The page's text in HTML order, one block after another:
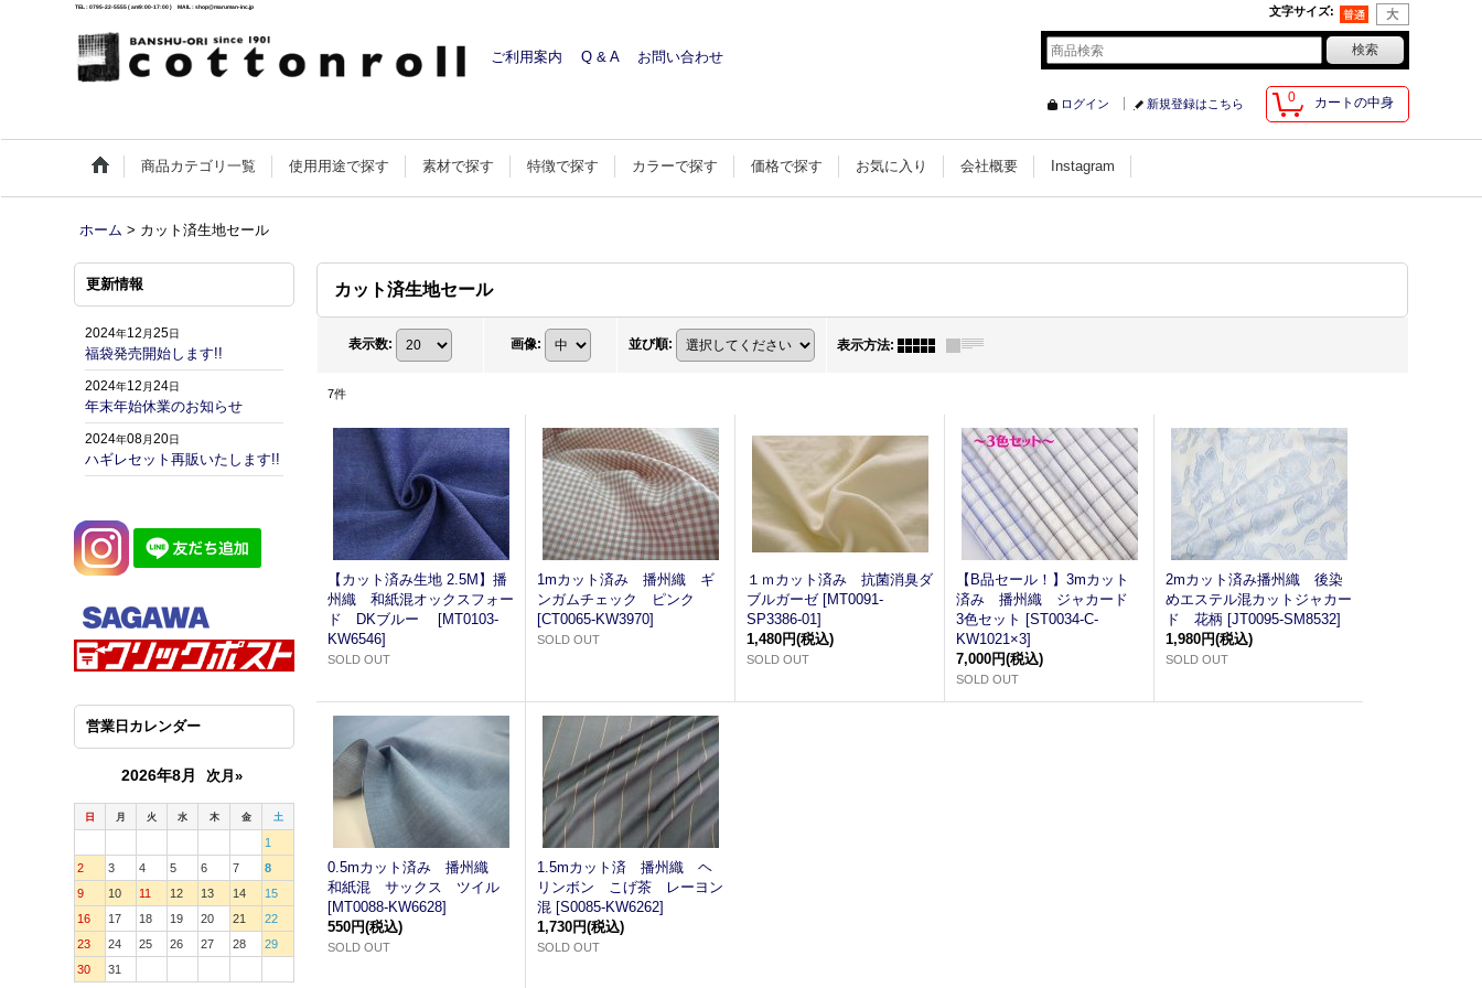
TEL : 0795-22-5555 ( am9:00-17:00 ) MAIL : shop@maruman-inc.jp 文字サイズ:
ご利用案内 Q & A お問い合わせ
0 カートの中身
ログイン 新規登録はこちら
商品カテゴリ一覧 使用用途で探す 素材で探す 特徴で探す カラーで探す 価格で探す お気に入り 会社概要 Instagram
ホーム > カット済生地セール
更新情報
2024年12 月25日
福袋発売開始します!!
2024年12 月24日
年末年始休業のお知らせ
2024年08月20日
ハギレセット再販いたします!!
営業日カレンダー
2026年8月 次月»
日 月 火 水 木 金 土
1
2
3 4 5 6 7
8
9
10 11 12 13 14
15
16
17 18 19 20 21
22
23
24 25 26 27 28
29
30
31
カット済生地セール
表示数: 画像: 並び順: 表示方法:
7件
【カット済み生地 2.5M】播
州織 和紙混オックスフォー
ド DKブルー
[MT0103-
KW6546]
SOLD OUT
1mカット済み 播州織 ギ
ンガムチェック ピンク
[CT0065-KW3970]
SOLD OUT
１ｍカット済み 抗菌消臭ダ
ブルガーゼ [MT0091-
SP3386-01]
1,480円(税込)
SOLD OUT
【B品セール！】3mカット
済み 播州織 ジャカード
3色セット [ST0034-C-
KW1021×3]
7,000円(税込)
SOLD OUT
2mカット済み播州織 後染
めエステル混カットジャカー
ド 花柄 [JT0095-SM8532]
1,980円(税込)
SOLD OUT
0.5mカット済み 播州織
和紙混 サックス ツイル
[MT0088-KW6628]
550円(税込)
SOLD OUT
1.5mカット済 播州織 ヘ
リンボン こげ茶 レーヨン
混 [S0085-KW6262]
1,730円(税込)
SOLD OUT